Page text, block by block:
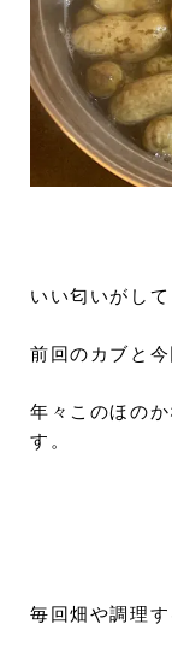
いい匂いがして
前回のカブと
年々このほの
す。
毎回畑や調理